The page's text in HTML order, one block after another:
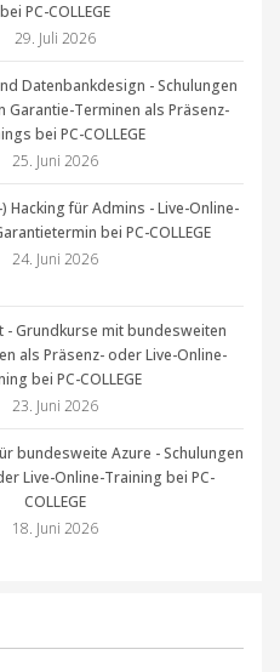
bei PC-COLLEGE
29. Juli 2026
Datenbankdesign - Schulungen
Garantie-Terminen als Präsenz-
bei PC-COLLEGE
25. Juni 2026
Hacking für Admins - Live-Online-
bei PC-COLLEGE
24. Juni 2026
- Grundkurse mit bundesweiten
als Präsenz- oder Live-Online-
bei PC-COLLEGE
23. Juni 2026
bundesweite Azure - Schulungen
Live-Online-Training bei PC-
COLLEGE
18. Juni 2026